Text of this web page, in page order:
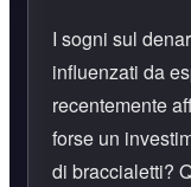
I sogni sul
influenzati da
recentemente
forse un
di braccialetti?